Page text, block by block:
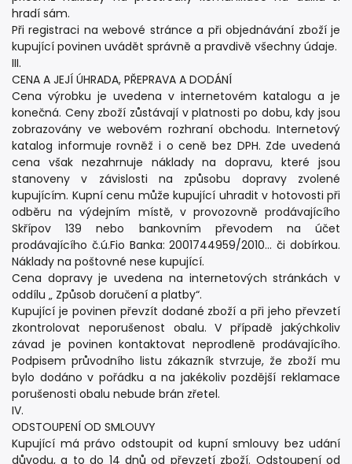
hradí sám.
Při registraci na webové stránce a při objednávání zboží je
kupující povinen uvádět správně a pravdivě všechny údaje.
III.
CENA A JEJÍ ÚHRADA, PŘEPRAVA A DODÁNÍ
Cena výrobku je uvedena v internetovém katalogu a je
konečná. Ceny zboží zůstávají v platnosti po dobu, kdy jsou
zobrazovány ve webovém rozhraní obchodu. Internetový
katalog informuje rovněž i o ceně bez DPH. Zde uvedená
cena však nezahrnuje náklady na dopravu, které jsou
stanoveny v závislosti na způsobu dopravy zvolené
kupujícím. Kupní cenu může kupující uhradit v hotovosti při
odběru na výdejním místě, v provozovně prodávajícího
Skřípov 139 nebo bankovním převodem na účet
prodávajícího č.ú.Fio Banka: 2001744959/2010… či dobírkou.
Náklady na poštovné nese kupující.
Cena dopravy je uvedena na internetových stránkách v
oddílu „ Způsob doručení a platby“.
Kupující je povinen převzít dodané zboží a při jeho převzetí
zkontrolovat neporušenost obalu. V případě jakýchkoliv
závad je povinen kontaktovat neprodleně prodávajícího.
Podpisem průvodního listu zákazník stvrzuje, že zboží mu
bylo dodáno v pořádku a na jakékoliv pozdější reklamace
porušenosti obalu nebude brán zřetel.
IV.
ODSTOUPENÍ OD SMLOUVY
Kupující má právo odstoupit od kupní smlouvy bez udání
důvodu, a to do 14 dnů od převzetí zboží. Odstoupení od